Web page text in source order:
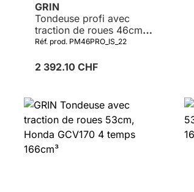
GRIN
Tondeuse profi avec
traction de roues 46cm
B&S 850E 4 temps
électrique INSTART®
Réf. prod. PM46PRO_IS_22
2 392.10 CHF
Détails